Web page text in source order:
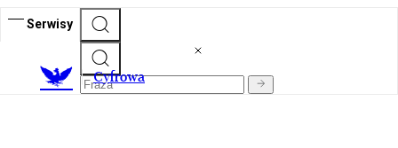
Serwisy
Cyfrowa